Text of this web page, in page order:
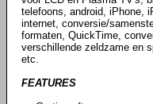
telefoons, android, iPhone,
internet, conversie/
formaten, QuickTime,
verschillende zeldzame en
etc.
FEATURES